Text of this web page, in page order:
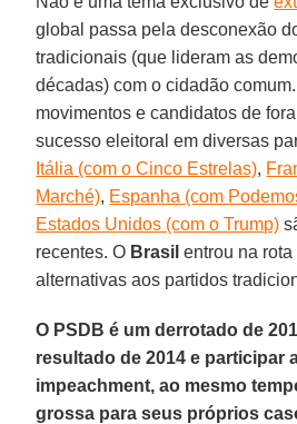
global passa pela desconexão
tradicionais (que lideram as
décadas) com o cidadão
movimentos e candidatos de
sucesso eleitoral em diversas
Itália (com o Cinco Estrelas),
Marché), Espanha (com
Estados Unidos (com o Trump)
recentes. O Brasil entrou na
alternativas aos partidos
O PSDB é um derrotado de
resultado de 2014 e participar
impeachment, ao mesmo
grossa para seus próprios